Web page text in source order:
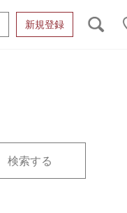
新規登録
ギフトボックスその他